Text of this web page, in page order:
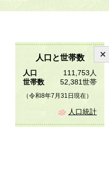
人口と世帯数
人口
111,753人
世帯数
52,381世帯
（令和8年7月31日現在）
人口統計